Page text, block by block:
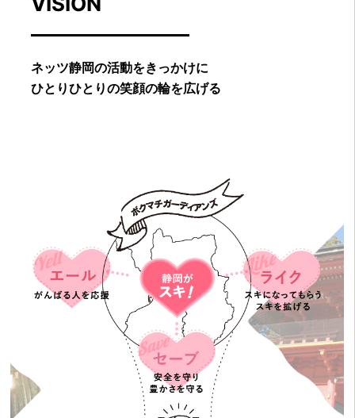
ネッツ静岡の活動をきっかけに
ひとりひとりの笑顔の輪を広げる